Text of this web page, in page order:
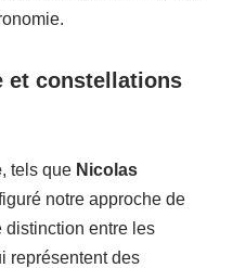
et constellations
, tels que Nicolas
notre approche de
distinction entre les
représentent des